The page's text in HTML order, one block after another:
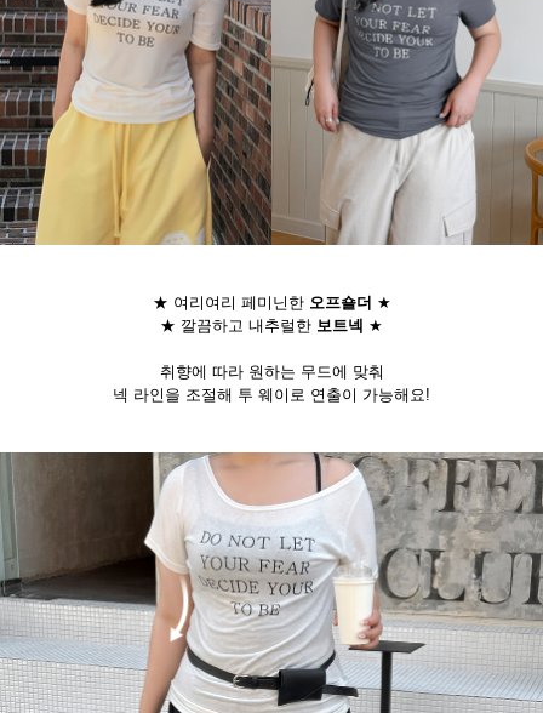
★ 여리여리 페미닌한 오프숄더 ★
★ 깔끔하고 내추럴한 보트넥 ★
취향에 따라 원하는 무드에 맞춰
넥 라인을 조절해 투 웨이로 연출이 가능해요!